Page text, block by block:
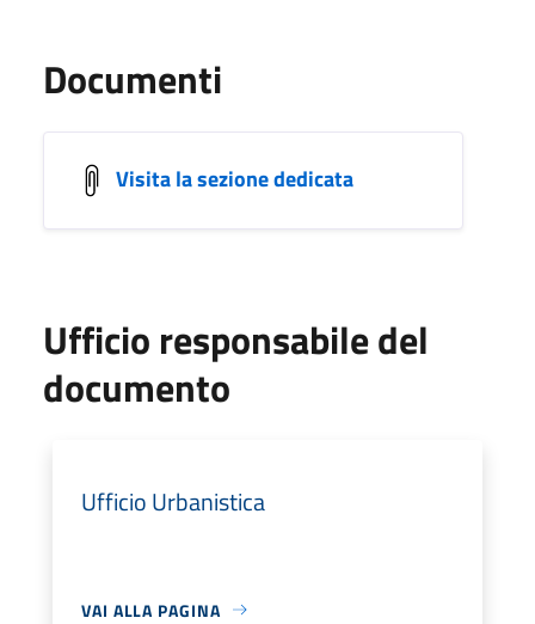
Documenti
Visita la sezione dedicata
Ufficio responsabile del
documento
Ufficio Urbanistica
VAI ALLA PAGINA